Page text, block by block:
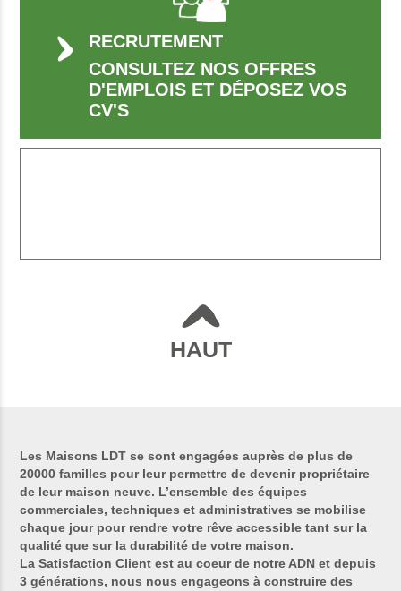
RECRUTEMENT
CONSULTEZ NOS OFFRES
D'EMPLOIS ET DÉPOSEZ VOS
CV'S
HAUT
Les Maisons LDT se sont engagées auprès de plus de
20000 familles pour leur permettre de devenir propriétaire
de leur maison neuve. L’ensemble des équipes
commerciales, techniques et administratives se mobilise
chaque jour pour rendre votre rêve accessible tant sur la
qualité que sur la durabilité de votre maison.
La Satisfaction Client est au coeur de notre ADN et depuis
3 générations, nous nous engageons à construire des